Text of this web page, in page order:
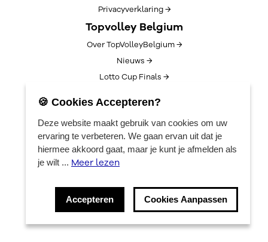
Privacyverklaring →
Topvolley Belgium
Over TopVolleyBelgium →
Nieuws →
Lotto Cup Finals →
Algemene info →
🍪 Cookies Accepteren?
Deze website maakt gebruik van cookies om uw
ervaring te verbeteren. We gaan ervan uit dat je
hiermee akkoord gaat, maar je kunt je afmelden als
je wilt ... Meer lezen
Accepteren Cookies Aanpassen